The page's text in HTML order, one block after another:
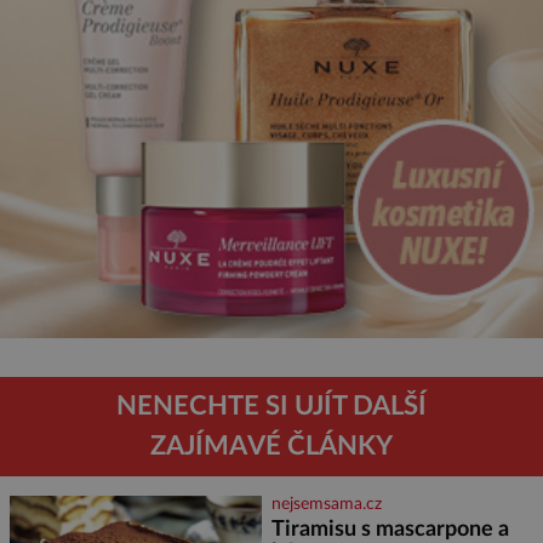
NENECHTE SI UJÍT DALŠÍ
ZAJÍMAVÉ ČLÁNKY
nejsemsama.cz
Tiramisu s mascarpone a